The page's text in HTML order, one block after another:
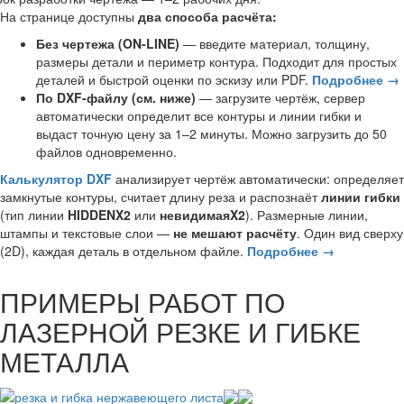
На странице доступны два способа расчёта:
Без чертежа (ON-LINE) — введите материал, толщину,
размеры детали и периметр контура. Подходит для простых
деталей и быстрой оценки по эскизу или PDF. Подробнее →
По DXF-файлу (см. ниже) — загрузите чертёж, сервер
автоматически определит все контуры и линии гибки и
выдаст точную цену за 1–2 минуты. Можно загрузить до 50
файлов одновременно.
Калькулятор DXF анализирует чертёж автоматически: определяет
замкнутые контуры, считает длину реза и распознаётлинии гибки
(тип линии HIDDENX2 или невидимаяX2). Размерные линии,
штампы и текстовые слои — не мешают расчёту. Один вид сверху
(2D), каждая деталь в отдельном файле. Подробнее →
ПРИМЕРЫ РАБОТ ПО
ЛАЗЕРНОЙ РЕЗКЕ И ГИБКЕ
МЕТАЛЛА